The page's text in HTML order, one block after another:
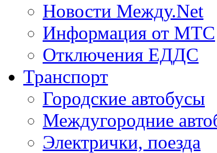
Новости Между.Net
Информация от МТС
Отключения ЕДДС
Транспорт
Городские автобусы
Междугородние
Электрички, поезда